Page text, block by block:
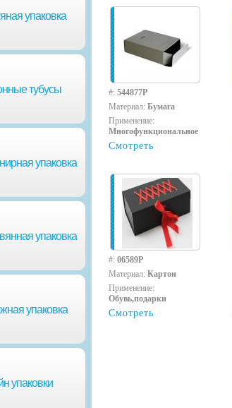
упаковка
тубусы
упаковка
упаковка
упаковка
упаковки
#: 544877P
Материал: Бумага
Применение:
Многофункциональное
Смотреть
#: 06589P
Материал: Картон
Применение:
Обувь,подарки
Смотреть